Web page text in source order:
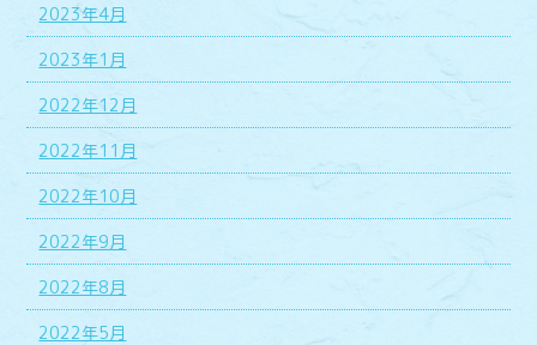
2023年4月
2023年1月
2022年12月
2022年11月
2022年10月
2022年9月
2022年8月
2022年5月